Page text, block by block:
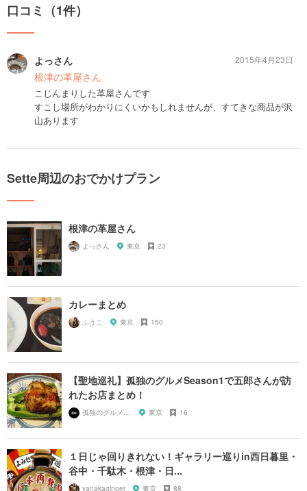
口コミ（1件）
よっさん
根津の革屋さん
こじんまりした革屋さんです
すこし場所がわかりにくいかもしれませんが、すてきな商品が沢
山あります
2015年4月23日
Sette周辺のおでかけプラン
根津の革屋さん
よっさん 東京 23
カレーまとめ
ふうこ 東京 150
【聖地巡礼】孤独のグルメSeason1で五郎さんが訪
れたお店まとめ！
東京 16
１日じゃ回りきれない！ギャラリー巡りin西日暮里・
谷中・千駄木・根津・日...
yanakaginger 東京 88